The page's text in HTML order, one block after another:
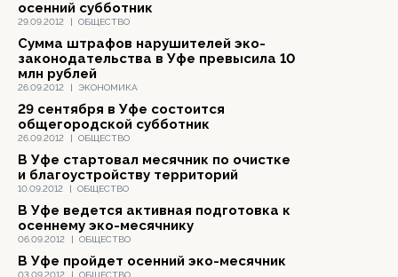
29.09.2012 | ОБЩЕСТВО
осенний субботник
26.09.2012 | ЭКОНОМИКА
Сумма штрафов нарушителей эко-
законодательства в Уфе превысила 10
млн рублей
26.09.2012 | ОБЩЕСТВО
29 сентября в Уфе состоится
общегородской субботник
10.09.2012 | ОБЩЕСТВО
В Уфе стартовал месячник по очистке
и благоустройству территорий
06.09.2012 | ОБЩЕСТВО
В Уфе ведется активная подготовка к
осеннему эко-месячнику
03.09.2012 | ОБЩЕСТВО
В Уфе пройдет осенний эко-месячник